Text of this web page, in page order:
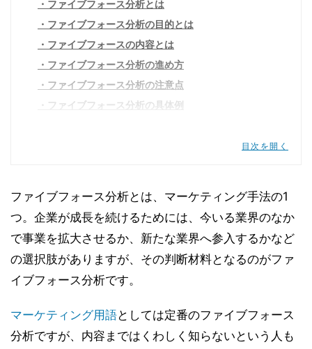
ファイブフォース分析とは
ファイブフォース分析の目的とは
ファイブフォースの内容とは
ファイブフォース分析の進め方
ファイブフォース分析の注意点
ファイブフォース分析の具体例
マクドナルドのファイブフォース分析
目次を開く
ファイブフォース分析とは、マーケティング手法の1
つ。企業が成長を続けるためには、今いる業界のなか
で事業を拡大させるか、新たな業界へ参入するかなど
の選択肢がありますが、その判断材料となるのがファ
イブフォース分析です。
マーケティング用語としては定番のファイブフォース
分析ですが、内容まではくわしく知らないという人も